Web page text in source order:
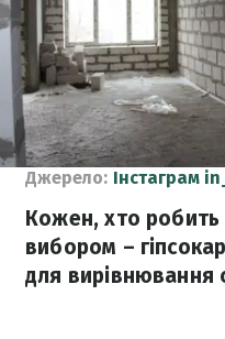
Джерело: Інстаграм
Кожен, хто робить
вибором –
для вирівнювання